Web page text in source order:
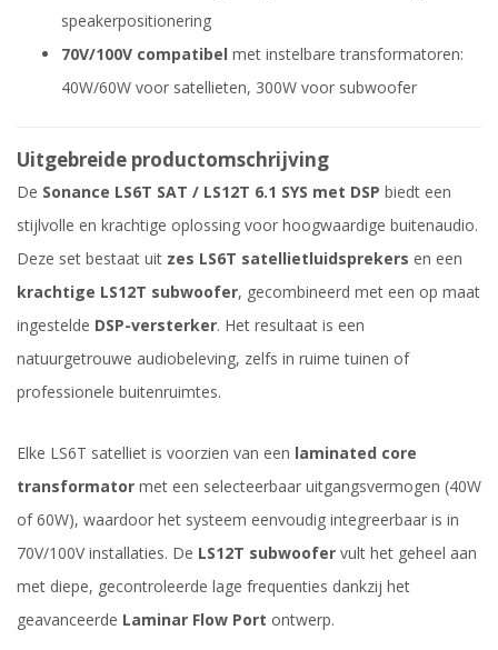
speakerpositionering
70V/100V compatibel met instelbare transformatoren:
40W/60W voor satellieten, 300W voor subwoofer
Uitgebreide productomschrijving
De Sonance LS6T SAT / LS12T 6.1 SYS met DSP biedt een
stijlvolle en krachtige oplossing voor hoogwaardige buitenaudio.
Deze set bestaat uit zes LS6T satellietluidsprekers en een
krachtige LS12T subwoofer, gecombineerd met een op maat
ingestelde DSP-versterker. Het resultaat is een
natuurgetrouwe audiobeleving, zelfs in ruime tuinen of
professionele buitenruimtes.
Elke LS6T satelliet is voorzien van een laminated core
transformator met een selecteerbaar uitgangsvermogen (40W
of 60W), waardoor het systeem eenvoudig integreerbaar is in
70V/100V installaties. De LS12T subwoofer vult het geheel aan
met diepe, gecontroleerde lage frequenties dankzij het
geavanceerde Laminar Flow Port ontwerp.